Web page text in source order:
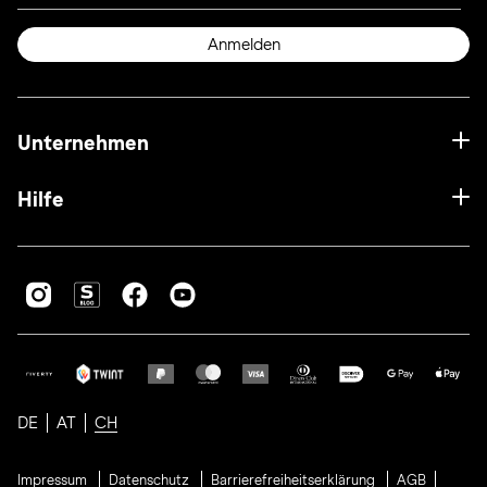
Anmelden
Unternehmen
Hilfe
DE AT CH
Impressum Datenschutz Barrierefreiheitserklärung AGB